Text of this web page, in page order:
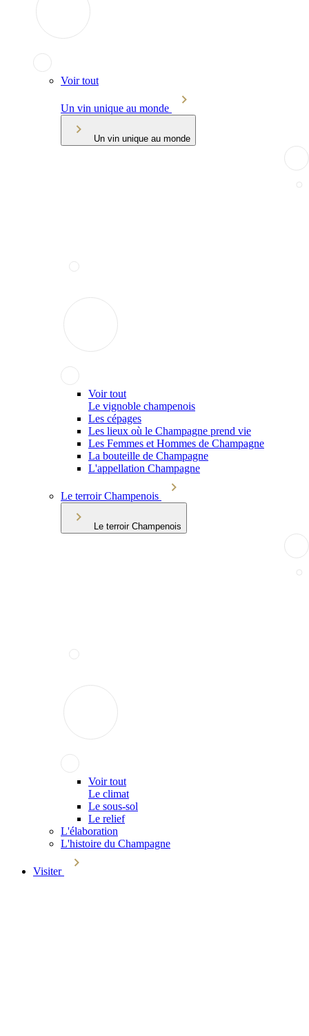
Voir tout
Un vin unique au monde
Un vin unique au monde
Voir tout
Le vignoble champenois
Les cépages
Les lieux où le Champagne prend vie
Les Femmes et Hommes de Champagne
La bouteille de Champagne
L'appellation Champagne
Le terroir Champenois
Le terroir Champenois
Voir tout
Le climat
Le sous-sol
Le relief
L'élaboration
L'histoire du Champagne
Visiter